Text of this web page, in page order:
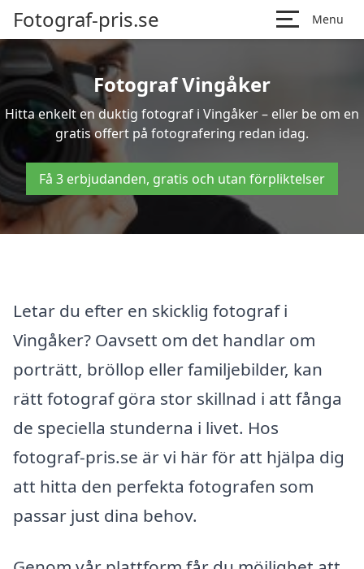
Fotograf-pris.se Menu
Fotograf Vingåker
Hitta enkelt en duktig fotograf i Vingåker – eller be om en
gratis offert på fotografering redan idag.
Få 3 erbjudanden, gratis och utan förpliktelser
Letar du efter en skicklig fotograf i
Vingåker? Oavsett om det handlar om
porträtt, bröllop eller familjebilder, kan
rätt fotograf göra stor skillnad i att fånga
de speciella stunderna i livet. Hos
fotograf-pris.se är vi här för att hjälpa dig
att hitta den perfekta fotografen som
passar just dina behov.